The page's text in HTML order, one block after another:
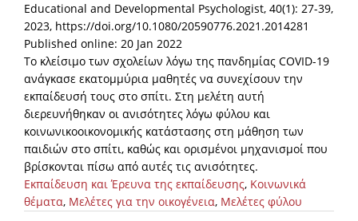
Educational and Developmental Psychologist, 40(1): 27-39,
2023, https://doi.org/10.1080/20590776.2021.2014281
Published online: 20 Jan 2022
Το κλείσιμο των σχολείων λόγω της πανδημίας COVID-19
ανάγκασε εκατομμύρια μαθητές να συνεχίσουν την
εκπαίδευσή τους στο σπίτι. Στη μελέτη αυτή
διερευνήθηκαν οι ανισότητες λόγω φύλου και
κοινωνικοοικονομικής κατάστασης στη μάθηση των
παιδιών στο σπίτι, καθώς και ορισμένοι μηχανισμοί που
βρίσκονται πίσω από αυτές τις ανισότητες.
Εκπαίδευση και Έρευνα της εκπαίδευσης, Κοινωνικά
θέματα, Μελέτες για την οικογένεια, Μελέτες φύλου